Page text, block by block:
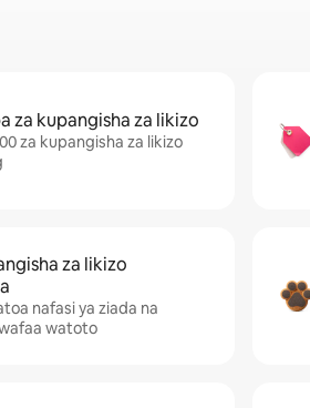
za kupangisha za likizo
za kupangisha za likizo
za likizo
nafasi ya ziada na
watoto